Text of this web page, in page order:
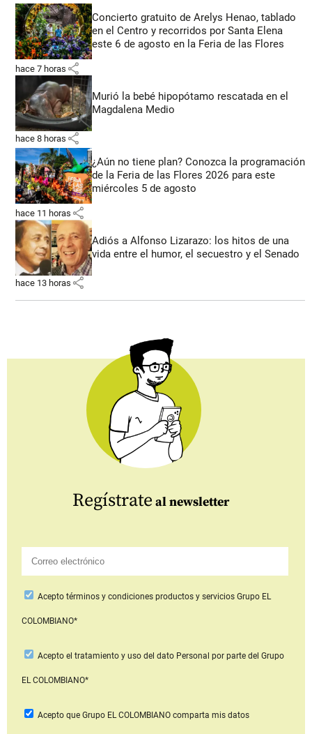
Concierto gratuito de Arelys Henao, tablado
en el Centro y recorridos por Santa Elena
este 6 de agosto en la Feria de las Flores
hace 7 horas share
Murió la bebé hipopótamo rescatada en el
Magdalena Medio
hace 8 horas share
¿Aún no tiene plan? Conozca la programación
de la Feria de las Flores 2026 para este
miércoles 5 de agosto
hace 11 horas share
Adiós a Alfonso Lizarazo: los hitos de una
vida entre el humor, el secuestro y el Senado
hace 13 horas share
Regístrate al newsletter
Aceptotérminos y condiciones productos y serviciosGrupo EL
COLOMBIANO*
Acepto el tratamiento y uso del dato Personal por parte del Grupo
EL COLOMBIANO*
Acepto que Grupo EL COLOMBIANOcomparta mis datos